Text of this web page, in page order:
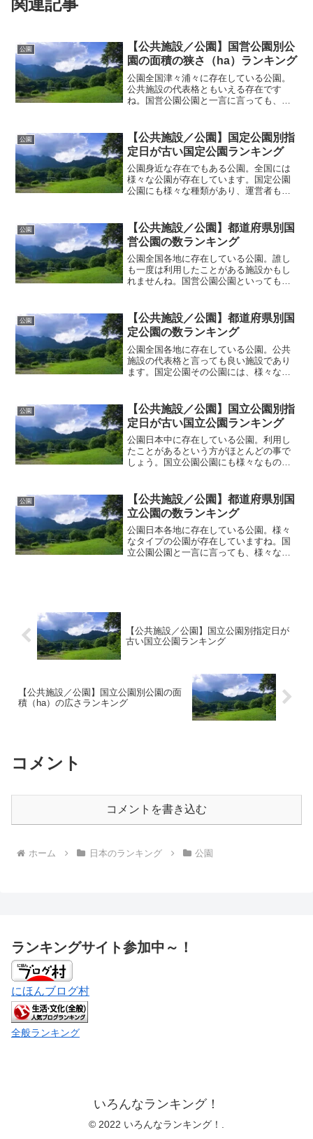
関連記事
公園
【公共施設／公園】国営公園別公
園の面積の狭さ（ha）ランキング
公園全国津々浦々に存在している公園。
公共施設の代表格ともいえる存在です
ね。国営公園公園と一言に言っても、
国が運営している公園となっている国営
公園。国土交通省のホームペー...
公園
【公共施設／公園】国定公園別指
定日が古い国定公園ランキング
公園身近な存在でもある公園。全国には
様々な公園が存在しています。国定公園
公園にも様々な種類があり、運営者も
公園」という公園があります。国という
文字が付いているので、国が...
公園
【公共施設／公園】都道府県別国
営公園の数ランキング
公園全国各地に存在している公園。誰し
も一度は利用したことがある施設かもし
れませんね。国営公園公園といっても、
は国が運営している「国営公園」という
ものもあります。国営公園と...
公園
【公共施設／公園】都道府県別国
定公園の数ランキング
公園全国各地に存在している公園。公共
施設の代表格と言っても良い施設であり
ます。国定公園その公園には、様々なタ
は都道府県が管理している公園となって
いるのですが、国が指定し...
公園
【公共施設／公園】国立公園別指
定日が古い国立公園ランキング
公園日本中に存在している公園。利用し
たことがあるという方がほとんどの事で
しょう。国立公園公園にも様々なものが
運営している公園となっており、全国で
34の国立公園が存在して...
公園
【公共施設／公園】都道府県別国
立公園の数ランキング
公園日本各地に存在している公園。様々
なタイプの公園が存在していますね。国
立公園公園と一言に言っても、様々な公
【公共施設／公園】国立公園別指定日が
古い国立公園ランキング
【公共施設／公園】国立公園別公園の面
積（ha）の広さランキング
コメント
コメントを書き込む
ホーム 日本のランキング 公園
ランキングサイト参加中～！
にほんブログ村
全般ランキング
いろんなランキング！
© 2022 いろんなランキング！.